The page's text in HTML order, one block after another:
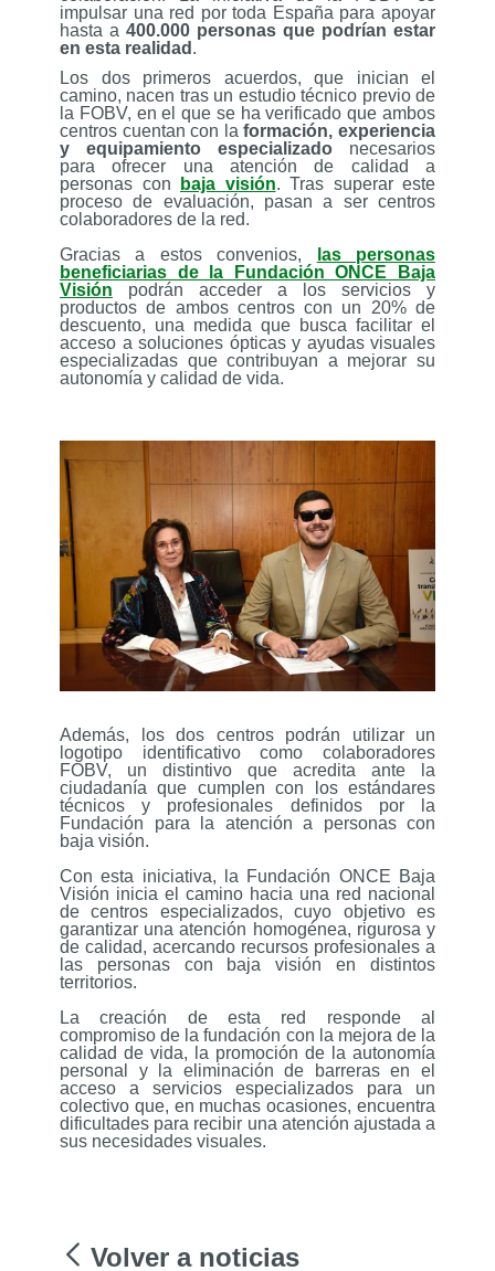
impulsar una red por toda España para apoyar
hasta a 400.000 personas que podrían estar
en esta realidad .
Los dos primeros acuerdos, que inician el
camino, nacen tras un estudio técnico previo de
la FOBV, en el que se ha verificado que ambos
centros cuentan con laformación, experiencia
y equipamiento especializado necesarios
para ofrecer una atención de calidad a
personas con
baja visión. Tras superar este
proceso de evaluación, pasan a ser centros
colaboradores de la red.
Gracias a estos convenios,
las personas
beneficiarias de la Fundación ONCE Baja
Visión podrán acceder a los servicios y
productos de ambos centros con un 20% de
descuento, una medida que busca facilitar el
acceso a soluciones ópticas y ayudas visuales
especializadas que contribuyan a mejorar su
autonomía y calidad de vida.
Además, los dos centros podrán utilizar un
logotipo identificativo como colaboradores
FOBV, un distintivo que acredita ante la
ciudadanía que cumplen con los estándares
técnicos y profesionales definidos por la
Fundación para la atención a personas con
baja visión.
Con esta iniciativa, la Fundación ONCE Baja
Visión inicia el camino hacia una red nacional
de centros especializados, cuyo objetivo es
garantizar una atención homogénea, rigurosa y
de calidad, acercando recursos profesionales a
las personas con baja visión en distintos
territorios.
La creación de esta red responde al
compromiso de la fundación con la mejora de la
calidad de vida, la promoción de la autonomía
personal y la eliminación de barreras en el
acceso a servicios especializados para un
colectivo que, en muchas ocasiones, encuentra
dificultades para recibir una atención ajustada a
sus necesidades visuales.
Volver a noticias